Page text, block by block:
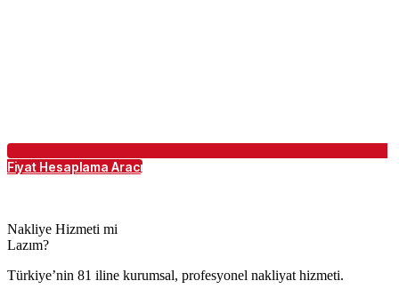
Fiyat Hesaplama Aracı
Nakliye Hizmeti mi
Lazım?
Türkiye’nin 81 iline kurumsal, profesyonel nakliyat hizmeti.